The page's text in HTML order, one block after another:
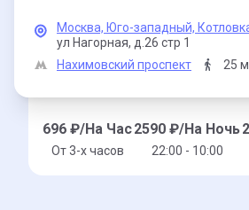
Москва, Юго-западный,
ул Нагорная, д.26 стр 1
Нахимовский проспект
25
696 ₽/На Час
От 3-x часов
2590 ₽/На Ночь
22:00 - 10:00